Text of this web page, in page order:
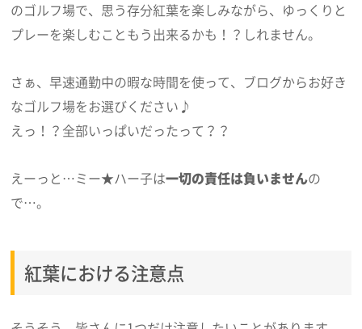
のゴルフ場で、思う存分紅葉を楽しみながら、ゆっくりと
プレーを楽しむこともう出来るかも！？しれません。
さぁ、早速通勤中の暇な時間を使って、ブログからお好き
なゴルフ場をお選びください♪
えっ！？全部いっぱいだったって？？
えーっと…ミー★ハー子は一切の責任は負いませんの
で…。
紅葉における注意点